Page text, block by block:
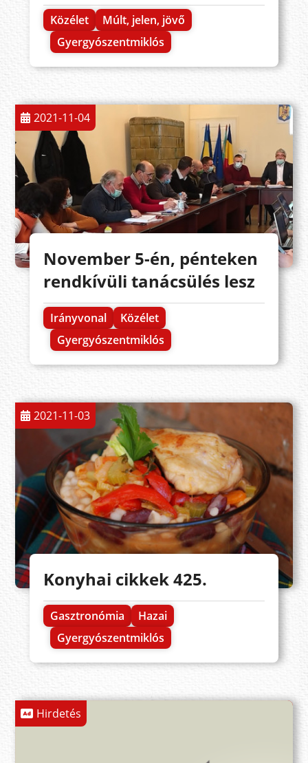
Közélet
Múlt, jelen, jövő
Gyergyószentmiklós
2021-11-04
November 5-én, pénteken
rendkívüli tanácsülés lesz
Irányvonal
Közélet
Gyergyószentmiklós
2021-11-03
Konyhai cikkek 425.
Gasztronómia
Hazai
Gyergyószentmiklós
Hirdetés